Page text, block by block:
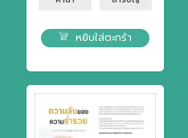
หยิบใส่ตะกร้า